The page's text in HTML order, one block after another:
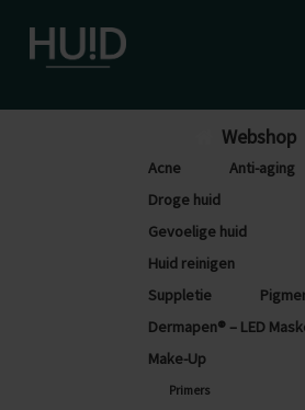
Webshop
Acne
Anti-aging
Droge huid
Gevoelige huid
Huid reinigen
Suppletie
Dermapen® – LED
Make-Up
Primers